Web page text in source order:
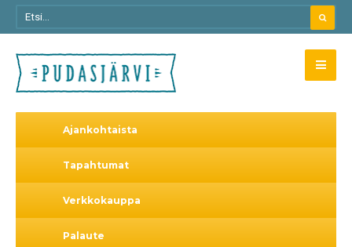
Ajankohtaista
Tapahtumat
Verkkokauppa
Palaute